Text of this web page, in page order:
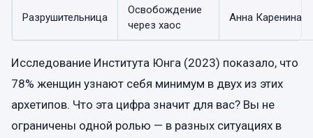
Разрушительница
Освобождение
через хаос
Анна Каренина
Исследование Института Юнга (2023) показало, что
78% женщин узнают себя минимум в двух из этих
архетипов. Что эта цифра значит для вас? Вы не
ограничены одной ролью — в разных ситуациях в